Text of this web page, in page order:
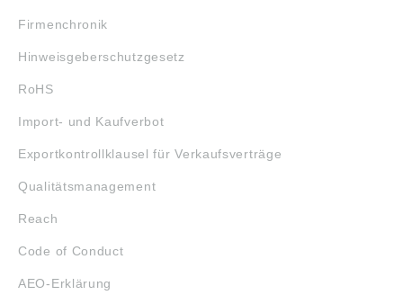
Firmenchronik
Hinweisgeberschutzgesetz
RoHS
Import- und Kaufverbot
Exportkontrollklausel für Verkaufsverträge
Qualitätsmanagement
Reach
Code of Conduct
AEO-Erklärung